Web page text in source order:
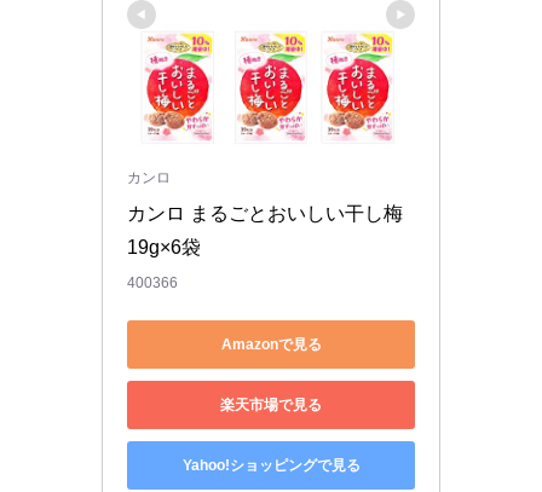
カンロ
カンロ まるごとおいしい干し梅
19g×6袋
400366
Amazonで見る
楽天市場で見る
Yahoo!ショッピングで見る